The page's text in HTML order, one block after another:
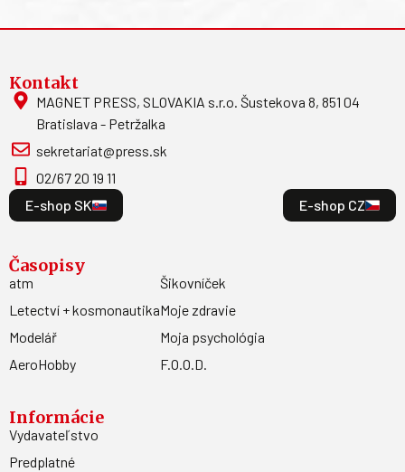
Kontakt
MAGNET PRESS, SLOVAKIA s.r.o. Šustekova 8, 851 04
Bratislava - Petržalka
sekretariat@press.sk
02/67 20 19 11
E-shop SK
E-shop CZ
Časopisy
atm
Letectví + kosmonautika
Modelář
AeroHobby
Šikovníček
Moje zdravie
Moja psychológia
F.O.O.D.
Informácie
Vydavateľstvo
Predplatné